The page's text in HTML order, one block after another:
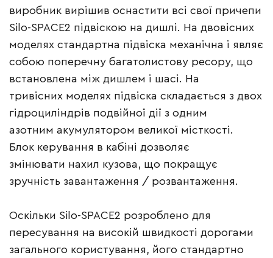
виробник вирішив оснастити всі свої причепи
Silo-SPACE2 підвіскою на дишлі. На двовісних
моделях стандартна підвіска механічна і являє
собою поперечну багатолистову ресору, що
встановлена між дишлем і шасі. На
тривісних моделях підвіска складається з двох
гідроциліндрів подвійної дії з одним
азотним акумулятором великої місткості.
Блок керування в кабіні дозволяє
змінювати нахил кузова, що покращує
зручність завантаження / розвантаження.
Оскільки Silo-SPACE2 розроблено для
пересування на високій швидкості дорогами
загального користування, його стандартно